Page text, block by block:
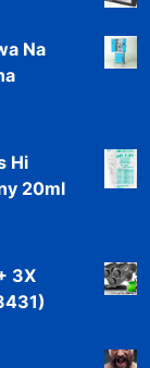
Na
Hi
20ml
3X